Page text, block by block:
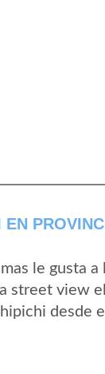
le gusta a
street view
desde